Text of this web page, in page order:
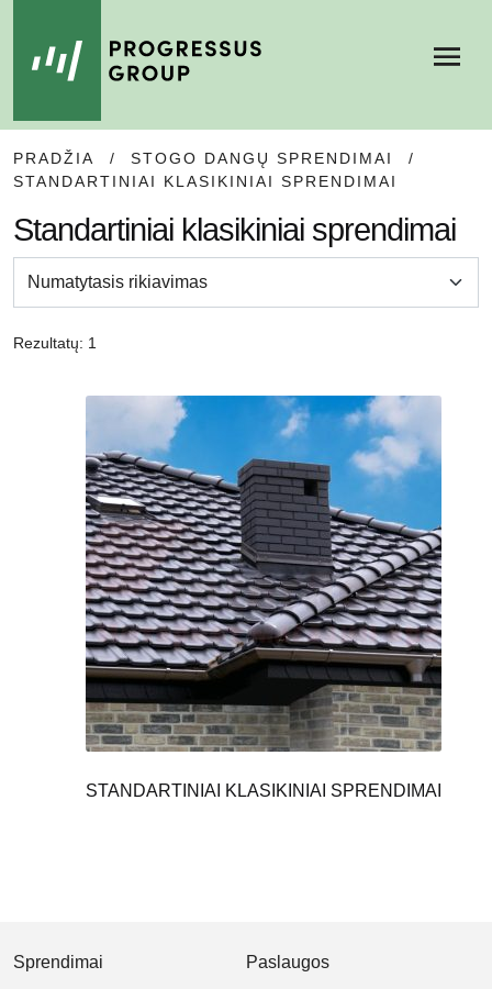
NAVIGACIJĄ
TURINĮ
PRADŽIA / STOGO DANGŲ SPRENDIMAI
/
STANDARTINIAI KLASIKINIAI SPRENDIMAI
Standartiniai klasikiniai sprendimai
Rezultatų: 1
STANDARTINIAI KLASIKINIAI SPRENDIMAI
Sprendimai Paslaugos